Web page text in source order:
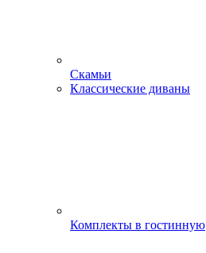
Скамьи
Классические диваны
Комплекты в гостинную